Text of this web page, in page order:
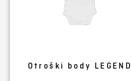
Otroški body LEGEND